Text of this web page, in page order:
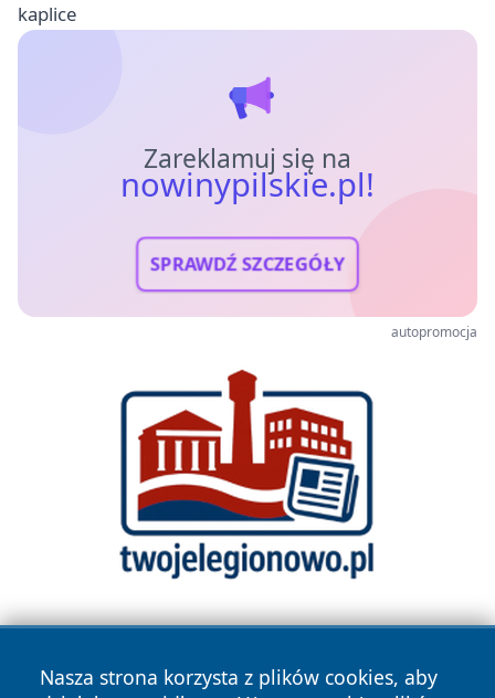
kaplice
Zareklamuj się na
nowinypilskie.pl!
SPRAWDŹ SZCZEGÓŁY
autopromocja
Nasza strona korzysta z plików cookies, aby